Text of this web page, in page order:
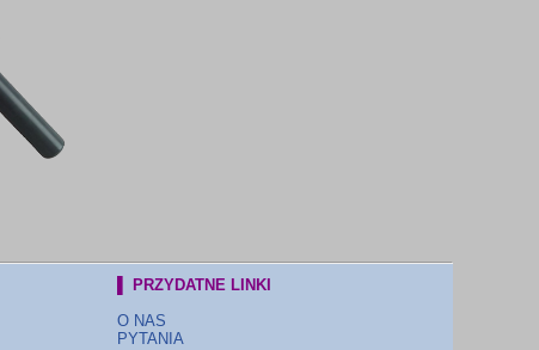
▌ PRZYDATNE LINKI
O NAS
PYTANIA